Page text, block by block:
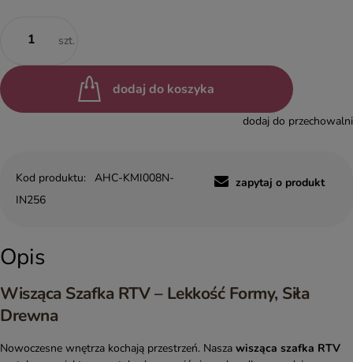
szt.
dodaj do koszyka
dodaj do przechowalni
Kod produktu: AHC-KMI008N-
IN256
zapytaj o produkt
Opis
Wisząca Szafka RTV – Lekkość Formy, Siła
Drewna
Nowoczesne wnętrza kochają przestrzeń. Nasza wisząca szafka RTV